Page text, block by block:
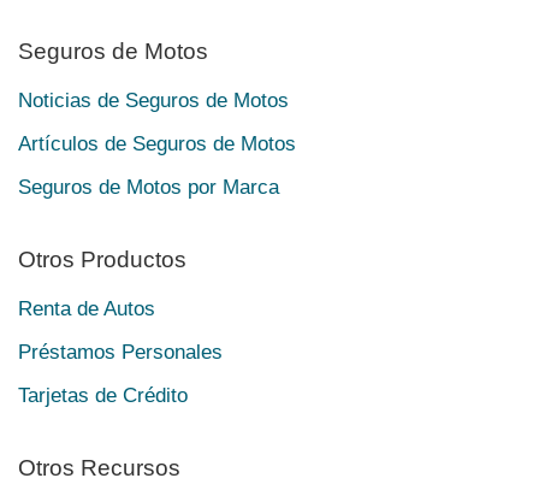
Seguros de Motos
Noticias de Seguros de Motos
Artículos de Seguros de Motos
Seguros de Motos por Marca
Otros Productos
Renta de Autos
Préstamos Personales
Tarjetas de Crédito
Otros Recursos